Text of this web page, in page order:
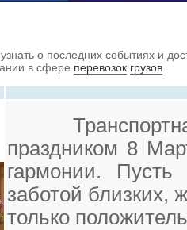
о последних событиях и
в сфере перевозок грузов
праздником 8
гармонии.
заботой близких,
только